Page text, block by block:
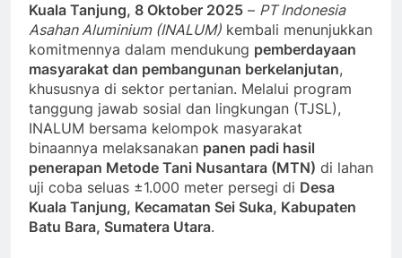
Kuala Tanjung, 8 Oktober 2025 – PT Indonesia
Asahan Aluminium (INALUM) kembali menunjukkan
komitmennya dalam mendukung pemberdayaan
masyarakat dan pembangunan berkelanjutan,
khususnya di sektor pertanian. Melalui program
tanggung jawab sosial dan lingkungan (TJSL),
INALUM bersama kelompok masyarakat
binaannya melaksanakan panen padi hasil
penerapan Metode Tani Nusantara (MTN) di lahan
uji coba seluas ±1.000 meter persegi di Desa
Kuala Tanjung, Kecamatan Sei Suka, Kabupaten
Batu Bara, Sumatera Utara.